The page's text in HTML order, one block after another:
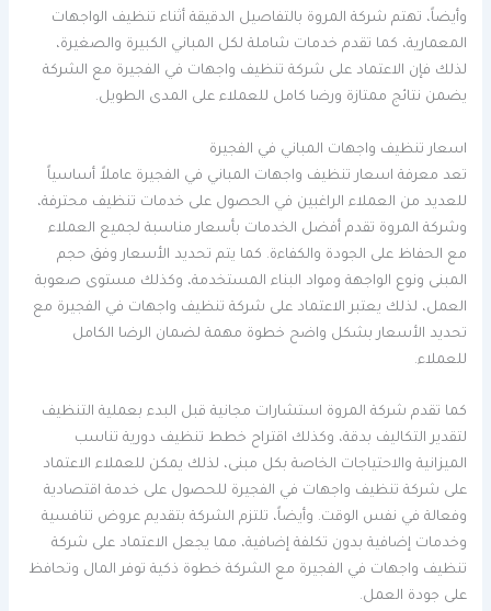
وأيضاً، تهتم شركة المروة بالتفاصيل الدقيقة أثناء تنظيف الواجهات
المعمارية، كما تقدم خدمات شاملة لكل المباني الكبيرة والصغيرة،
لذلك فإن الاعتماد على شركة تنظيف واجهات في الفجيرة مع الشركة
يضمن نتائج ممتازة ورضا كامل للعملاء على المدى الطويل.
اسعار تنظيف واجهات المباني في الفجيرة
تعد معرفة اسعار تنظيف واجهات المباني في الفجيرة عاملاً أساسياً
للعديد من العملاء الراغبين في الحصول على خدمات تنظيف محترفة،
وشركة المروة تقدم أفضل الخدمات بأسعار مناسبة لجميع العملاء
مع الحفاظ على الجودة والكفاءة. كما يتم تحديد الأسعار وفق حجم
المبنى ونوع الواجهة ومواد البناء المستخدمة، وكذلك مستوى صعوبة
العمل، لذلك يعتبر الاعتماد على شركة تنظيف واجهات في الفجيرة مع
تحديد الأسعار بشكل واضح خطوة مهمة لضمان الرضا الكامل
للعملاء.
كما تقدم شركة المروة استشارات مجانية قبل البدء بعملية التنظيف
لتقدير التكاليف بدقة، وكذلك اقتراح خطط تنظيف دورية تناسب
الميزانية والاحتياجات الخاصة بكل مبنى، لذلك يمكن للعملاء الاعتماد
على شركة تنظيف واجهات في الفجيرة للحصول على خدمة اقتصادية
وفعالة في نفس الوقت. وأيضاً، تلتزم الشركة بتقديم عروض تنافسية
وخدمات إضافية بدون تكلفة إضافية، مما يجعل الاعتماد على شركة
تنظيف واجهات في الفجيرة مع الشركة خطوة ذكية توفر المال وتحافظ
على جودة العمل.